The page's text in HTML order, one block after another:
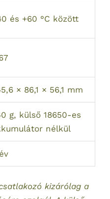
és +60 °C között
× 86,1 × 56,1 mm
g, külső 18650-es
nélkül
kizárólag a